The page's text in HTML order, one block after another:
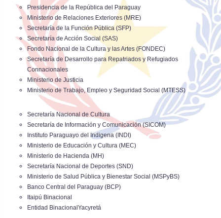
Presidencia de la República del Paraguay
Ministerio de Relaciones Exteriores (MRE)
Secretaría de la Función Pública (SFP)
Secretaría de Acción Social (SAS)
Fondo Nacional de la Cultura y las Artes (FONDEC)
Secretaría de Desarrollo para Repatriados y Refugiados
Connacionales
Ministerio de Justicia
Ministerio de Trabajo, Empleo y Seguridad Social (MTESS)
Secretaría Nacional de Cultura
Secretaría de Información y Comunicación (SICOM)
Instituto Paraguayo del Indigena (INDI)
Ministerio de Educación y Cultura (MEC)
Ministerio de Hacienda (MH)
Secretaría Nacional de Deportes (SND)
Ministerio de Salud Pública y Bienestar Social (MSPyBS)
Banco Central del Paraguay (BCP)
Itaipú Binacional
Entidad BinacionalYacyretá